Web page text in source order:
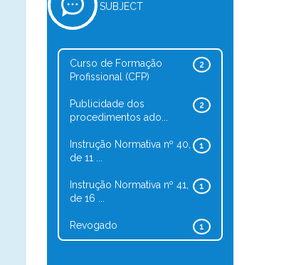
SUBJECT
2
Curso de Formação
Profissional (CFP)
2
Publicidade dos
procedimentos ado...
1
Instrução Normativa nº 40,
de 11 ...
1
Instrução Normativa nº 41,
de 16 ...
1
Revogado